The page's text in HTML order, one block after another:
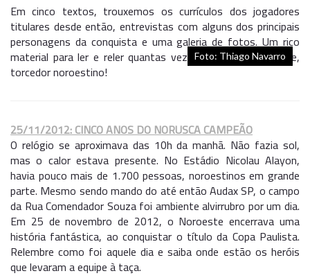
Em cinco textos, trouxemos os currículos dos jogadores
titulares desde então, entrevistas com alguns dos principais
personagens da conquista e uma galeria de fotos. Um rico
material para ler e reler quantas vezes puder. Se emocione,
torcedor noroestino!
Foto: Thiago Navarro
25/11/2012: CINCO ANOS DO NORUSCA CAMPEÃO
O relógio se aproximava das 10h da manhã. Não fazia sol,
mas o calor estava presente. No Estádio Nicolau Alayon,
havia pouco mais de 1.700 pessoas, noroestinos em grande
parte. Mesmo sendo mando do até então Audax SP, o campo
da Rua Comendador Souza foi ambiente alvirrubro por um dia.
Em 25 de novembro de 2012, o Noroeste encerrava uma
história fantástica, ao conquistar o título da Copa Paulista.
Relembre como foi aquele dia e saiba onde estão os heróis
que levaram a equipe à taça.